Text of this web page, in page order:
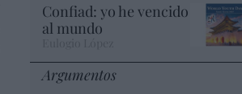
Confiad: yo he vencido
al mundo
Argumentos